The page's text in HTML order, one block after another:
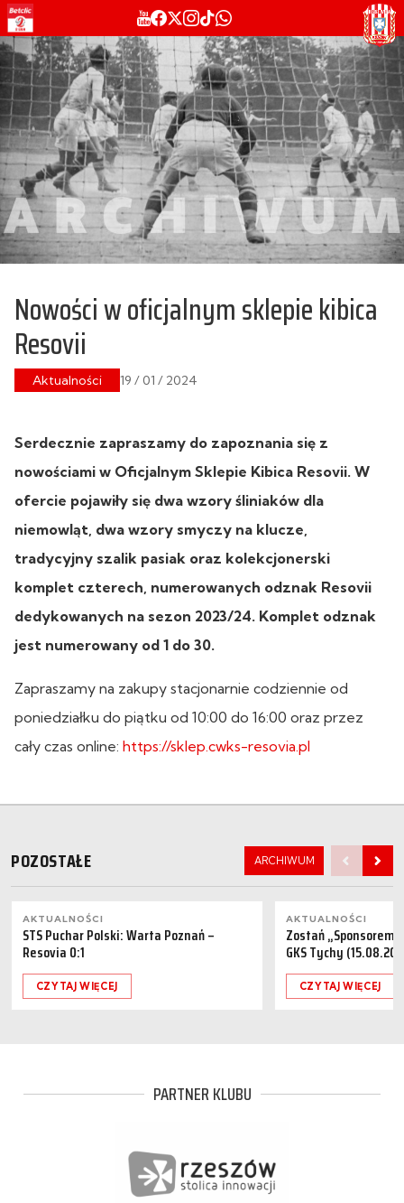
Nowości w oficjalnym sklepie kibica
Resovii
Aktualności 19 / 01 / 2024
Serdecznie zapraszamy do zapoznania się z
nowościami w Oficjalnym Sklepie Kibica Resovii. W
ofercie pojawiły się dwa wzory śliniaków dla
niemowląt, dwa wzory smyczy na klucze,
tradycyjny szalik pasiak oraz kolekcjonerski
komplet czterech, numerowanych odznak Resovii
dedykowanych na sezon 2023/24. Komplet odznak
jest numerowany od 1 do 30.
Zapraszamy na zakupy stacjonarnie codziennie od
poniedziałku do piątku od 10:00 do 16:00 oraz przez
cały czas online: https://sklep.cwks-resovia.pl
POZOSTAŁE ARCHIWUM
AKTUALNOŚCI
STS Puchar Polski: Warta Poznań –
Resovia 0:1
CZYTAJ WIĘCEJ
AKTUALNOŚCI
Zostań „Sponsorem
GKS Tychy
CZYTAJ WIĘCEJ
PARTNER KLUBU